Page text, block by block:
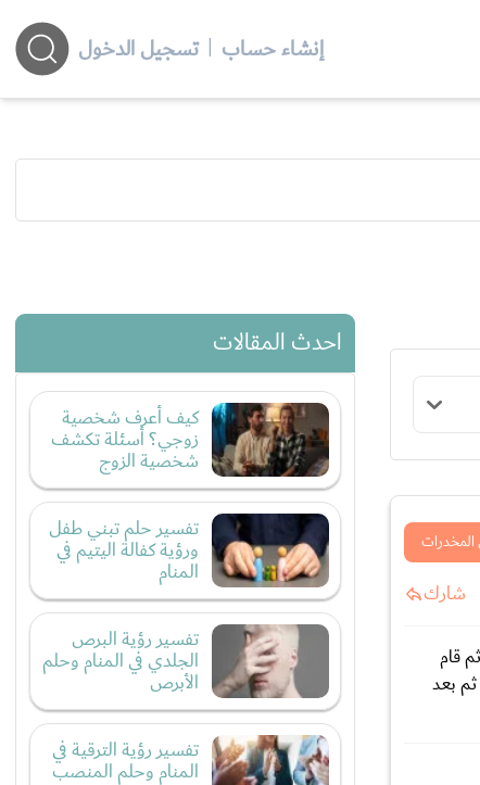
إنشاء حساب | تسجيل الدخول
شارك
قام
بعد
احدث المقالات
كيف أعرف شخصية
زوجي؟ أسئلة تكشف
شخصية الزوج
تفسير حلم تبني طفل
ورؤية كفالة اليتيم في
المنام
تفسير رؤية البرص
الجلدي في المنام وحلم
الأبرص
تفسير رؤية الترقية في
المنام وحلم المنصب